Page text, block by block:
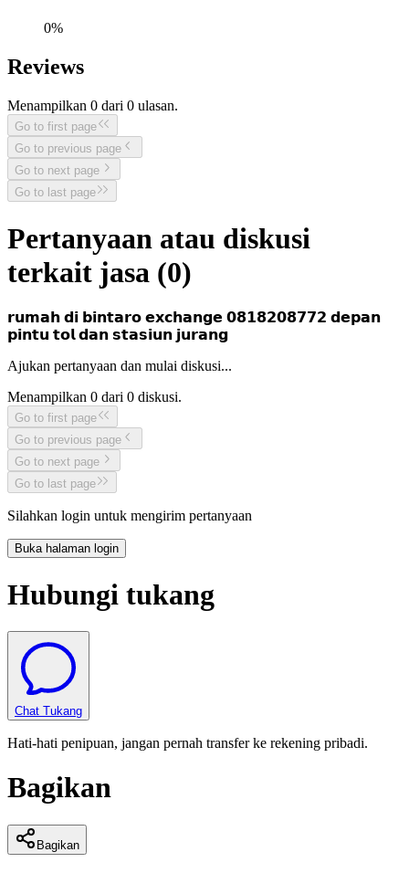
0%
Reviews
Menampilkan 0 dari 0 ulasan.
Go to first page
Go to previous page
Go to next page
Go to last page
Pertanyaan atau diskusi
terkait jasa (0)
𝗿𝘂𝗺𝗮𝗵 𝗱𝗶 𝗯𝗶𝗻𝘁𝗮𝗿𝗼 𝗲𝘅𝗰𝗵𝗮𝗻𝗴𝗲 𝟬𝟴𝟭𝟴𝟮𝟬𝟴𝟳𝟳𝟮 𝗱𝗲𝗽𝗮𝗻
𝗽𝗶𝗻𝘁𝘂 𝘁𝗼𝗹 𝗱𝗮𝗻 𝘀𝘁𝗮𝘀𝗶𝘂𝗻 𝗷𝘂𝗿𝗮𝗻𝗴
Ajukan pertanyaan dan mulai diskusi...
Menampilkan 0 dari 0 diskusi.
Go to first page
Go to previous page
Go to next page
Go to last page
Silahkan login untuk mengirim pertanyaan
Buka halaman login
Hubungi tukang
Chat Tukang
Hati-hati penipuan, jangan pernah transfer ke rekening pribadi.
Bagikan
Bagikan